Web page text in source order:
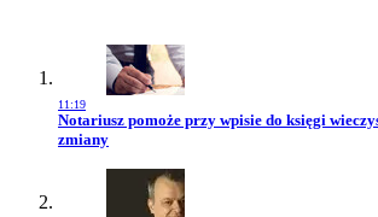
11:19
Przejdź do artykułu:
Notariusz pomoże przy wpisie do księgi
zmiany